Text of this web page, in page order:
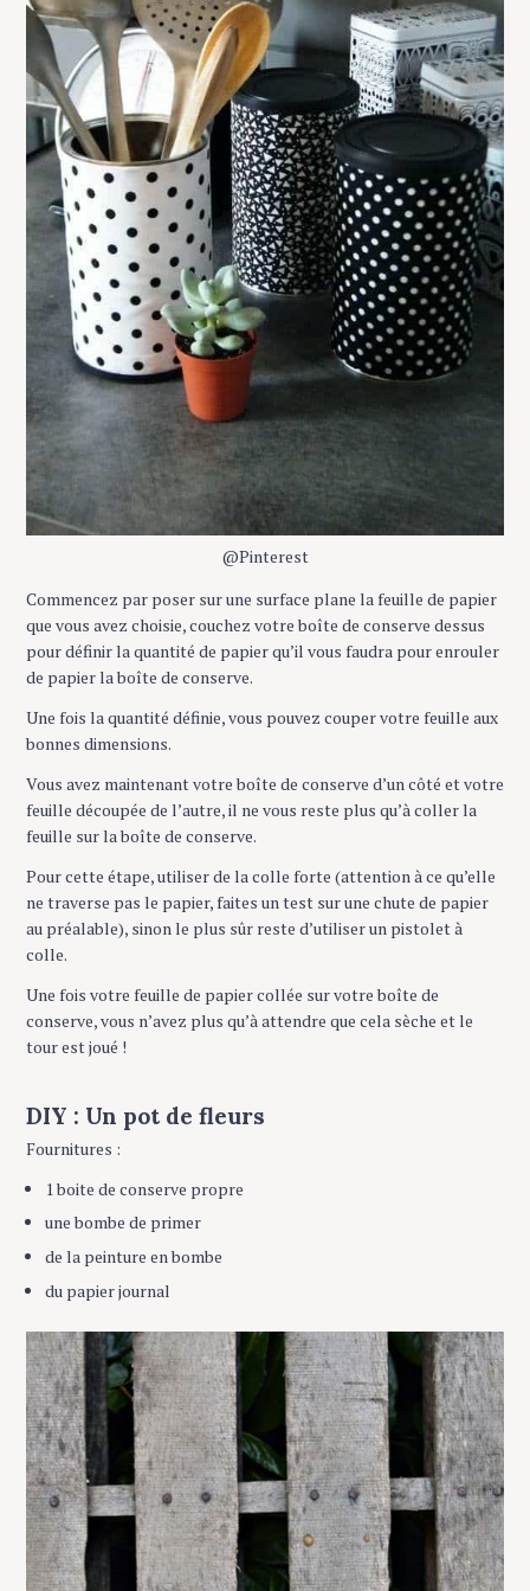
@Pinterest
Commencez par poser sur une surface plane la feuille de papier
que vous avez choisie, couchez votre boîte de conserve dessus
pour définir la quantité de papier qu’il vous faudra pour enrouler
de papier la boîte de conserve.
Une fois la quantité définie, vous pouvez couper votre feuille aux
bonnes dimensions.
Vous avez maintenant votre boîte de conserve d’un côté et votre
feuille découpée de l’autre, il ne vous reste plus qu’à coller la
feuille sur la boîte de conserve.
Pour cette étape, utiliser de la colle forte (attention à ce qu’elle
ne traverse pas le papier, faites un test sur une chute de papier
au préalable), sinon le plus sûr reste d’utiliser un pistolet à
colle.
Une fois votre feuille de papier collée sur votre boîte de
conserve, vous n’avez plus qu’à attendre que cela sèche et le
tour est joué !
DIY : Un pot de fleurs
Fournitures :
1 boite de conserve propre
une bombe de primer
de la peinture en bombe
du papier journal